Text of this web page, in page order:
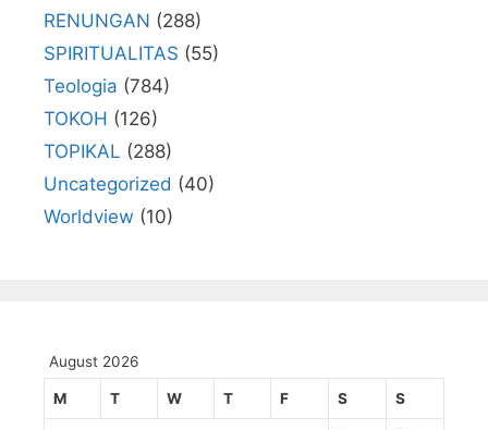
RENUNGAN (288)
SPIRITUALITAS (55)
Teologia (784)
TOKOH (126)
TOPIKAL (288)
Uncategorized (40)
Worldview (10)
August 2026
M T W T F S S